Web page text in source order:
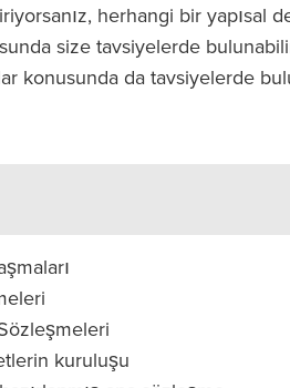
herhangi bir yapısal
size tavsiyelerde
konusunda da tavsiyelerde
kuruluşu